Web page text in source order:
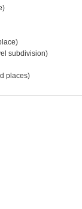
subdivision)
places)